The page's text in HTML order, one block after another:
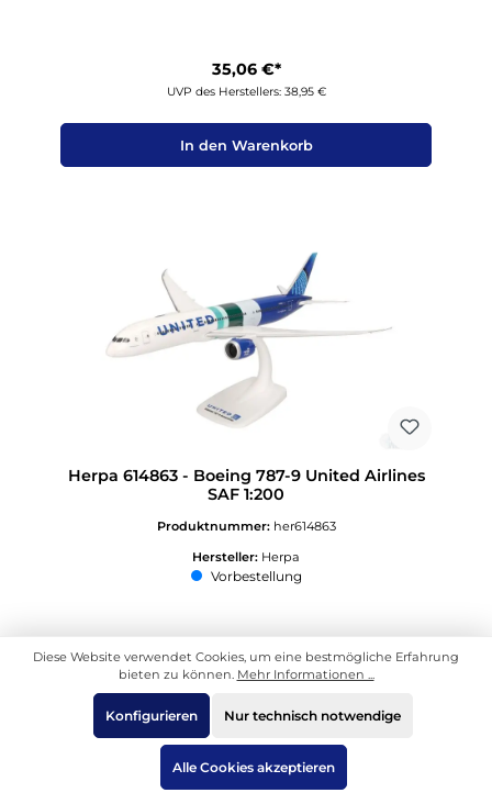
35,06 €*
UVP des Herstellers: 38,95 €
In den Warenkorb
Herpa 614863 - Boeing 787-9 United Airlines
SAF 1:200
Produktnummer: her614863
Hersteller: Herpa
Vorbestellung
26,96 €*
In den Warenkorb
Diese Website verwendet Cookies, um eine bestmögliche Erfahrung
bieten zu können. Mehr Informationen ...
Nur technisch notwendige
Konfigurieren
Alle Cookies akzeptieren